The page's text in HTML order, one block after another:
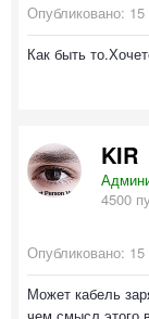
Опубликовано:
Как быть
KIR
4500
Опубликовано:
Может кабель
чем смысл этого